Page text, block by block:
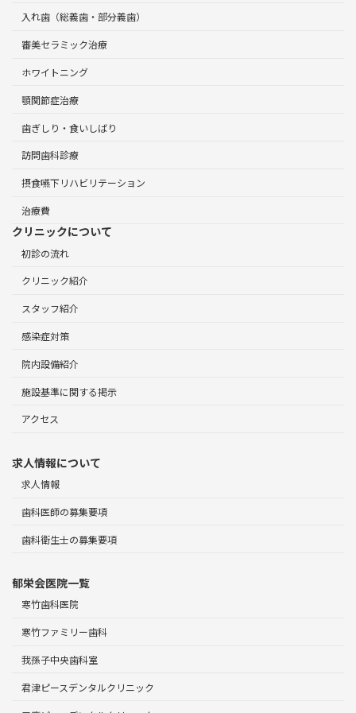
入れ歯（総義歯・部分義歯）
審美セラミック治療
ホワイトニング
顎関節症治療
歯ぎしり・食いしばり
訪問歯科診療
摂食嚥下リハビリテーション
治療費
クリニックについて
初診の流れ
クリニック紹介
スタッフ紹介
感染症対策
院内設備紹介
施設基準に関する掲示
アクセス
求人情報について
求人情報
歯科医師の募集要項
歯科衛生士の募集要項
郁栄会医院一覧
寒竹歯科医院
寒竹ファミリー歯科
我孫子中央歯科室
君津ピースデンタルクリニック